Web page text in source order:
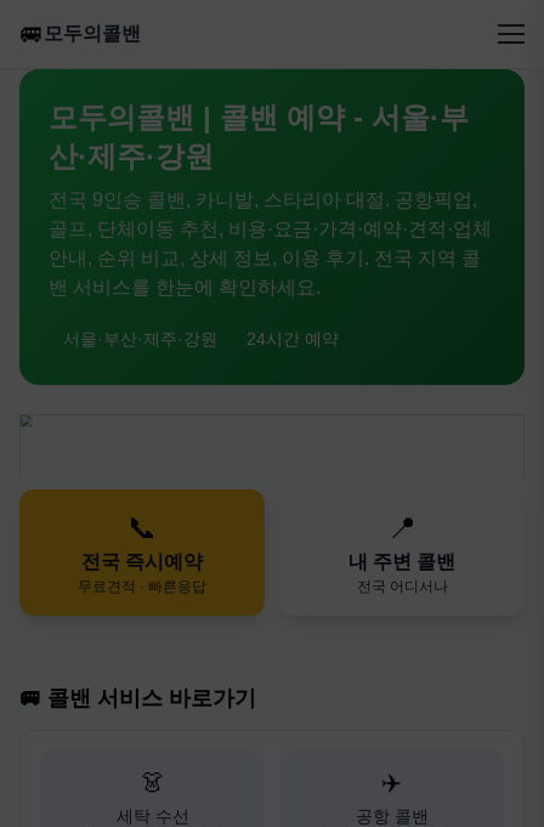
🚐 모두의콜밴
모두의콜밴 | 콜밴 예약 - 서울·부
산·제주·강원
전국 9인승 콜밴, 카니발, 스타리아 대절. 공항픽업,
골프, 단체이동 추천, 비용·요금·가격·예약·견적·업체
안내, 순위 비교, 상세 정보, 이용 후기. 전국 지역 콜
밴 서비스를 한눈에 확인하세요.
서울·부산·제주·강원 24시간 예약
📞
전국 즉시예약
무료견적 · 빠른응답
📍
내 주변 콜밴
전국 어디서나
🚐 콜밴 서비스 바로가기
👗
세탁 수선
✈️
공항 콜밴